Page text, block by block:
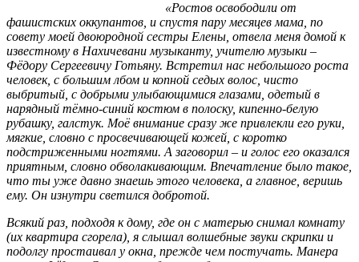
«Ростов освободили от
фашистских оккупантов, и спустя пару месяцев мама, по
совету моей двоюродной сестры Елены, отвела меня домой к
известному в Нахичевани музыканту, учителю музыки –
Фёдору Сергеевичу Готьяну. Встретил нас небольшого роста
человек, с большим лбом и копной седых волос, чисто
выбритый, с добрыми улыбающимися глазами, одетый в
нарядный тёмно-синий костюм в полоску, кипенно-белую
рубашку, галстук. Моё внимание сразу же привлекли его руки,
мягкие, словно с просвечивающей кожей, с коротко
подстриженными ногтями. А заговорил – и голос его оказался
приятным, словно обволакивающим. Впечатление было такое,
что ты уже давно знаешь этого человека, а главное, веришь
ему. Он изнутри светился добротой.
Всякий раз, подходя к дому, где он с матерью снимал комнату
(их квартира сгорела), я слышал волшебные звуки скрипки и
подолгу простаивал у окна, прежде чем постучать. Манера